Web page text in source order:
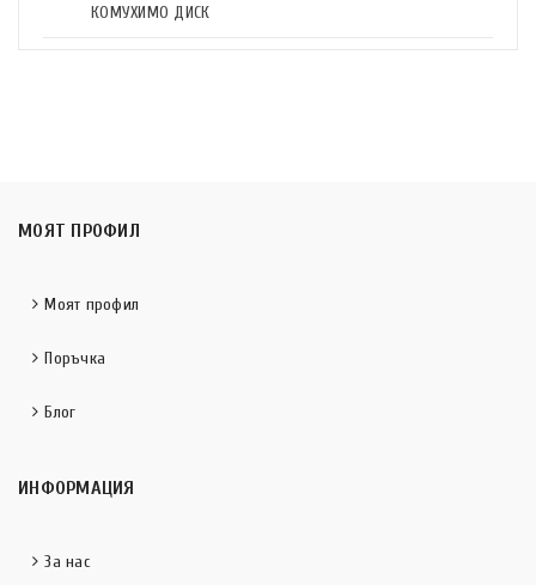
КОМУХИМО ДИСК
МОЯТ ПРОФИЛ
Моят профил
Поръчка
Блог
ИНФОРМАЦИЯ
За нас